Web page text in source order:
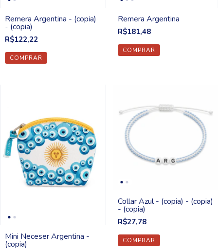
Remera Argentina - (copia)
- (copia)
R$122,22
Remera Argentina
R$181,48
COMPRAR
Mini Neceser Argentina -
(copia)
Collar Azul - (copia) - (copia)
- (copia)
R$27,78